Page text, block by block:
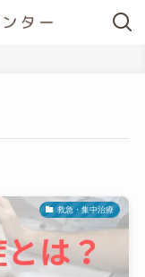
救急・集中治療